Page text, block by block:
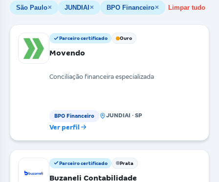
São Paulo✕ JUNDIAI ✕ BPO Financeiro✕ Limpar tudo
Parceiro certificado Ouro
Movendo
Conciliação financeira especializada
BPO Financeiro JUNDIAI · SP
Ver perfil
Parceiro certificado Prata
Buzaneli Contabilidade